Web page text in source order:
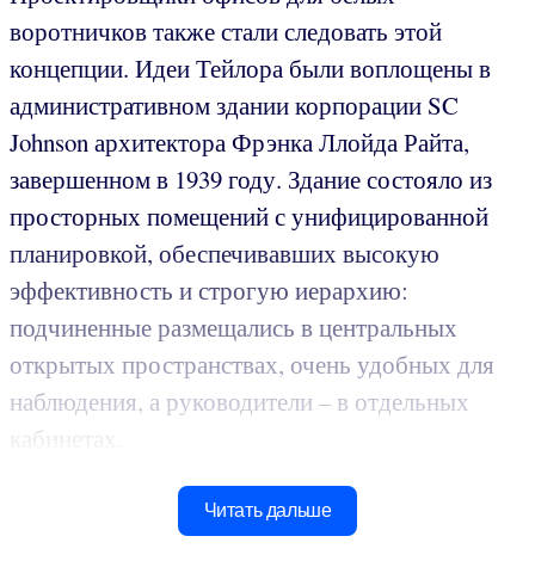
воротничков также стали следовать этой
концепции. Идеи Тейлора были воплощены в
административном здании корпорации SC
Johnson архитектора Фрэнка Ллойда Райта,
завершенном в 1939 году. Здание состояло из
просторных помещений с унифицированной
планировкой, обеспечивавших высокую
эффективность и строгую иерархию:
подчиненные размещались в центральных
открытых пространствах, очень удобных для
наблюдения, а руководители – в отдельных
кабинетах.
Читать дальше